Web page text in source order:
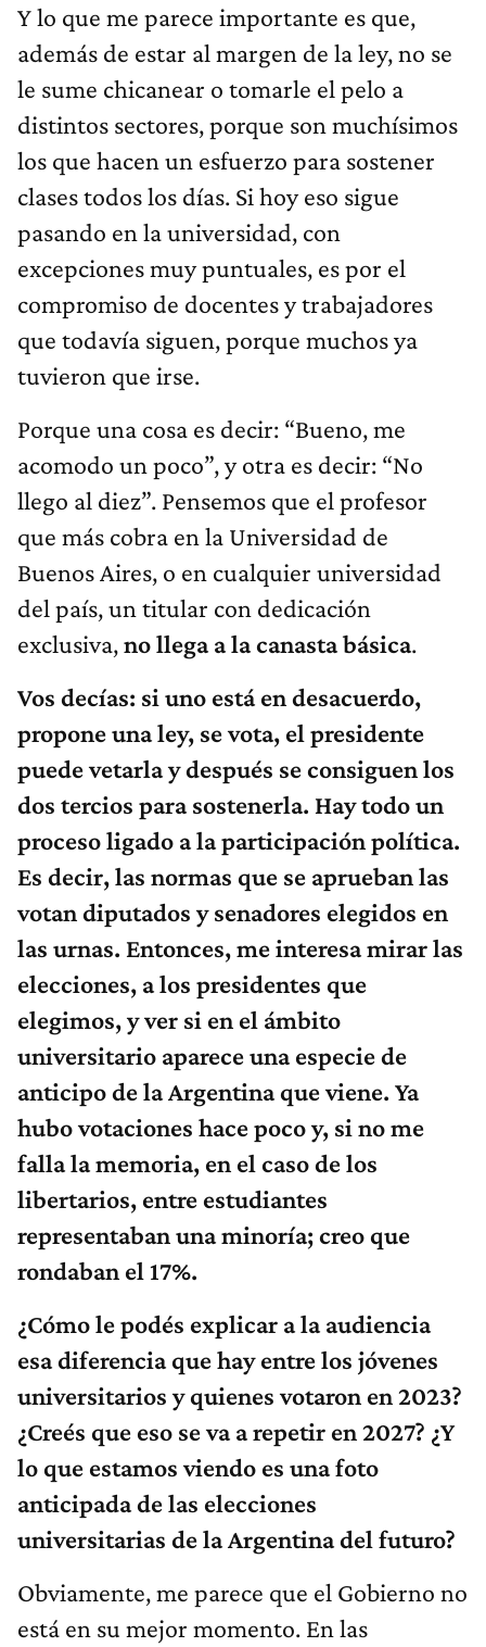
Y lo que me parece importante es que,
además de estar al margen de la ley, no se
le sume chicanear o tomarle el pelo a
distintos sectores, porque son muchísimos
los que hacen un esfuerzo para sostener
clases todos los días. Si hoy eso sigue
pasando en la universidad, con
excepciones muy puntuales, es por el
compromiso de docentes y trabajadores
que todavía siguen, porque muchos ya
tuvieron que irse.
Porque una cosa es decir: “Bueno, me
acomodo un poco”, y otra es decir: “No
llego al diez”. Pensemos que el profesor
que más cobra en la Universidad de
Buenos Aires, o en cualquier universidad
del país, un titular con dedicación
exclusiva,no llega a la canasta básica.
Vos decías: si uno está en desacuerdo,
propone una ley, se vota, el presidente
puede vetarla y después se consiguen los
dos tercios para sostenerla. Hay todo un
proceso ligado a la participación política.
Es decir, las normas que se aprueban las
votan diputados y senadores elegidos en
las urnas. Entonces, me interesa mirar las
elecciones, a los presidentes que
elegimos, y ver si en el ámbito
universitario aparece una especie de
anticipo de la Argentina que viene. Ya
hubo votaciones hace poco y, si no me
falla la memoria, en el caso de los
libertarios, entre estudiantes
representaban una minoría; creo que
rondaban el 17%.
¿Cómo le podés explicar a la audiencia
esa diferencia que hay entre los jóvenes
universitarios y quienes votaron en 2023?
¿Creés que eso se va a repetir en 2027? ¿Y
lo que estamos viendo es una foto
anticipada de las elecciones
universitarias de la Argentina del futuro?
Obviamente, me parece que el Gobierno no
está en su mejor momento. En las